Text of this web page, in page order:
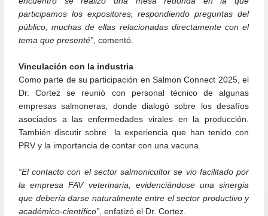
participamos los expositores, respondiendo preguntas del
público, muchas de ellas relacionadas directamente con el
tema que presenté”, comentó.
Vinculación con la industria
Como parte de su participación en Salmon Connect 2025, el
Dr. Cortez se reunió con personal técnico de algunas
empresas salmoneras, donde dialogó sobre los desafíos
asociados a las enfermedades virales en la producción.
También discutir sobre la experiencia que han tenido con
PRV y la importancia de contar con una vacuna.
“El contacto con el sector salmonicultor se vio facilitado por
la empresa FAV veterinaria, evidenciándose una sinergia
que debería darse naturalmente entre el sector productivo y
académico-científico”, enfatizó el Dr. Cortez.